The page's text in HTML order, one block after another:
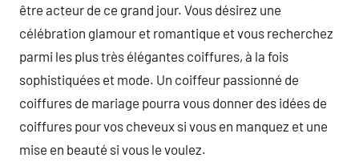
être acteur de ce grand jour. Vous désirez une
célébration glamour et romantique et vous recherchez
parmi les plus très élégantes coiffures, à la fois
sophistiquées et mode. Un coiffeur passionné de
coiffures de mariage pourra vous donner des idées de
coiffures pour vos cheveux si vous en manquez et une
mise en beauté si vous le voulez.